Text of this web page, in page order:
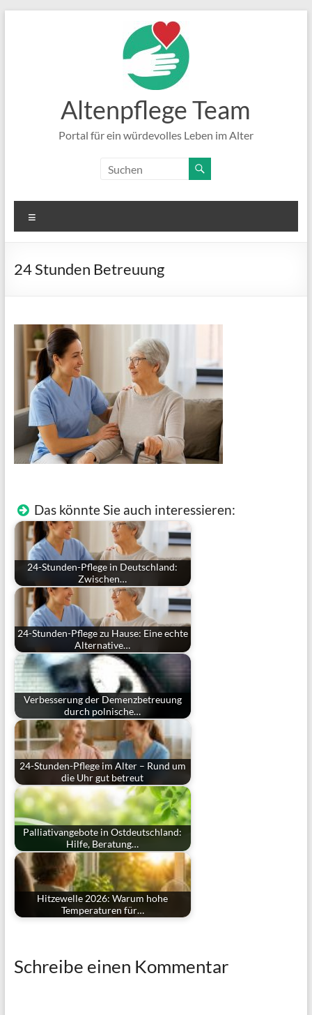
Altenpflege Team
Portal für ein würdevolles Leben im Alter
24 Stunden Betreuung
Das könnte Sie auch interessieren:
24-Stunden-Pflege in Deutschland:
Zwischen…
24-Stunden-Pflege zu Hause: Eine echte
Alternative…
Verbesserung der Demenzbetreuung
durch polnische…
24-Stunden-Pflege im Alter – Rund um
die Uhr gut betreut
Palliativangebote in Ostdeutschland:
Hilfe, Beratung…
Hitzewelle 2026: Warum hohe
Temperaturen für…
Schreibe einen Kommentar